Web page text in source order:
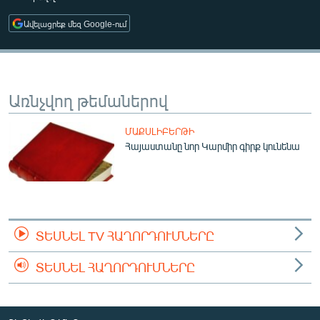
ՄԻՋԱԶԳԱՅԻՆ
ՏՏ ԵՒ ԻՆՏԵՐՆԵՏ
ԿՈՐՈՆԱՎԻՐՈՒՍ
ԱՐԽԻՎ
ԲԱՆԱՎԵՃ
ՁԳՏԵԼՈՎ ԼԱՎԱԳՈՒՅՆԻՆ
ՓՈԴՔԱՍԹ
Հայերեն
Ավելացրեք մեզ Google-ում
Առնչվող թեմաներով
ՄԱՔՍԼԻԲԵՐԹԻ
Հայաստանը նոր Կարմիր գիրք կունենա
ՏԵՍՆԵԼ TV ՀԱՂՈՐԴՈՒՄՆԵՐԸ
ՏԵՍՆԵԼ ՀԱՂՈՐԴՈՒՄՆԵՐԸ